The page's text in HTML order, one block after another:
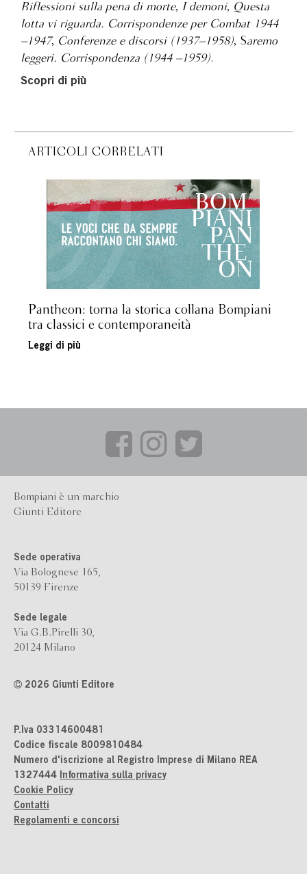
Riflessioni sulla pena di morte, I demoni, Questa
lotta vi riguarda. Corrispondenze per Combat 1944
–1947, Conferenze e discorsi (1937–1958), Saremo
leggeri. Corrispondenza (1944 –1959).
Scopri di più
ARTICOLI CORRELATI
Pantheon: torna la storica collana Bompiani
tra classici e contemporaneità
Leggi di più
Bompiani è un marchio
Giunti Editore
Sede operativa
Via Bolognese 165,
50139 Firenze
Sede legale
Via G.B.Pirelli 30,
20124 Milano
2026 Giunti Editore
P.Iva 03314600481
Codice fiscale 8009810484
Numero d'iscrizione al Registro Imprese di Milano REA
1327444 Informativa sulla privacy
Cookie Policy
Contatti
Regolamenti e concorsi